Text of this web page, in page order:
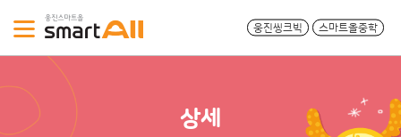
웅진씽크빅 스마트올중학
상세